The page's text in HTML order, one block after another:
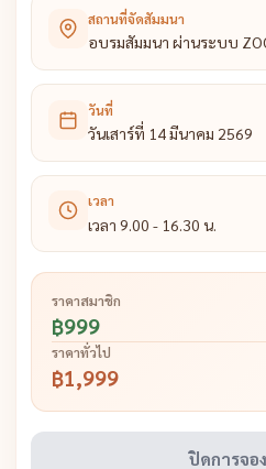
สถานที่จัดสัมมนา
อบรมสัมมนา ผ่านระบบ
วันที่
วันเสาร์ที่ 14 มีนาคม 2569
เวลา
เวลา 9.00 - 16.30 น.
ราคาสมาชิก
฿999
ราคาทั่วไป
฿1,999
ปิดการจอง